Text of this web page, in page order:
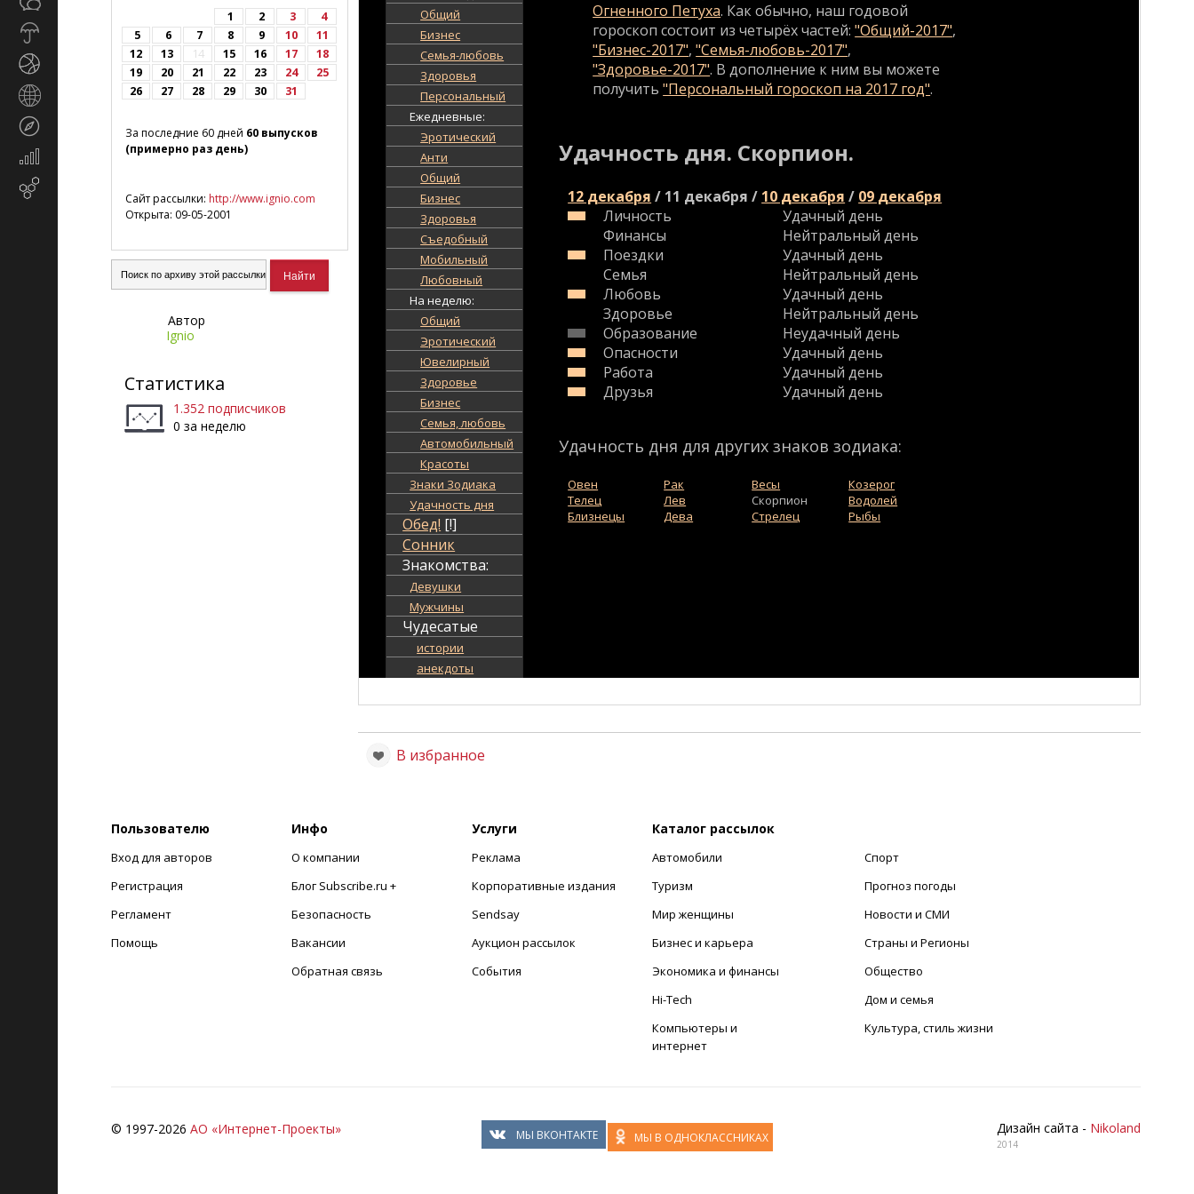
Экономика
маркетинг
1 2 3
4
5
6 7 8 9 10
11
12
13 14 15 16 17
18
19
20 21 22 23 24
25
26
27 28 29 30 31
За последние 60 дней 60 выпусков
(примерно раз день)
Сайт рассылки: http://www.ignio.com
Открыта: 09-05-2001
Автор
Ignio
Статистика
1.352 подписчиков
0 за неделю
Общий
Бизнес
Семья-любовь
Здоровья
Персональный
Ежедневные:
Эротический
Анти
Общий
Бизнес
Здоровья
Съедобный
Мобильный
Любовный
На неделю:
Общий
Эротический
Ювелирный
Здоровье
Бизнес
Семья, любовь
Автомобильный
Красоты
Знаки Зодиака
Удачность дня
Обед! [!]
Сонник
Знакомства:
Девушки
Мужчины
Чудесатые
истории
анекдоты
Огненного Петуха. Как обычно, наш годовой
гороскоп состоит из четырёх частей:"Общий-2017",
"Бизнес-2017","Семья-любовь-2017",
"Здоровье-2017". В дополнение к ним вы можете
получить"Персональный гороскоп на 2017 год".
Удачность дня. Скорпион.
12 декабря / 11 декабря / 10 декабря / 09 декабря
Личность
Удачный день
Финансы
Нейтральный день
Поездки
Удачный день
Семья
Нейтральный день
Любовь
Удачный день
Здоровье
Нейтральный день
Образование
Неудачный день
Опасности
Удачный день
Работа
Удачный день
Друзья
Удачный день
Удачность дня для других знаков зодиака:
Овен
Телец
Близнецы
Рак
Лев
Дева
Весы
Скорпион
Стрелец
Козерог
Водолей
Рыбы
В избранное
Пользователю
Вход для авторов
Регистрация
Регламент
Помощь
Инфо
О компании
Блог Subscribe.ru +
Безопасность
Вакансии
Обратная связь
Услуги
Реклама
Корпоративные издания
Sendsay
Аукцион рассылок
События
Каталог рассылок
Автомобили
Туризм
Мир женщины
Бизнес и карьера
Экономика и финансы
Hi-Tech
Компьютеры и
интернет
Спорт
Прогноз погоды
Новости и СМИ
Страны и Регионы
Общество
Дом и семья
Культура, стиль жизни
© 1997-2026 АО «Интернет-Проекты» Дизайн сайта - Nikoland
2014
МЫ ВКОНТАКТЕ МЫ В ОДНОКЛАССНИКАХ